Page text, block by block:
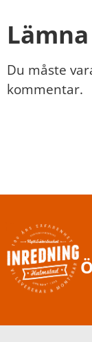
Du måste
kommentar.